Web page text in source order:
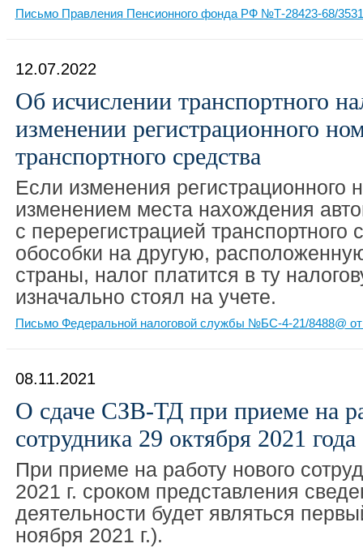
Письмо Правления Пенсионного фонда РФ №Т-28423-68/
12.07.2022
Об исчислении транспортного
изменении регистрационного
транспортного средства
Если изменения регистрационного
изменением места нахождения
с перерегистрацией транспортного
обособки на другую,
страны, налог платится в ту
изначально стоял на учете.
Письмо Федеральной налоговой службы №БС-4-21/8488@ от
08.11.2021
О сдаче СЗВ-ТД при приеме на
сотрудника 29 октября 2021 года
При приеме на работу нового
2021 г. сроком представления
деятельности будет являться
ноября 2021 г.).